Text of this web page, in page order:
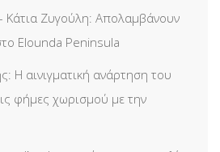
Κάτια Ζυγούλη: Απολαμβάνουν
Elounda Peninsula
Η αινιγματική ανάρτηση του
φήμες χωρισμού με την